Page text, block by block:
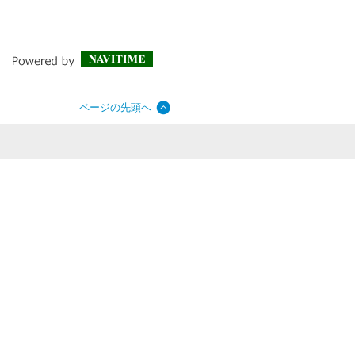
ページの先頭へ